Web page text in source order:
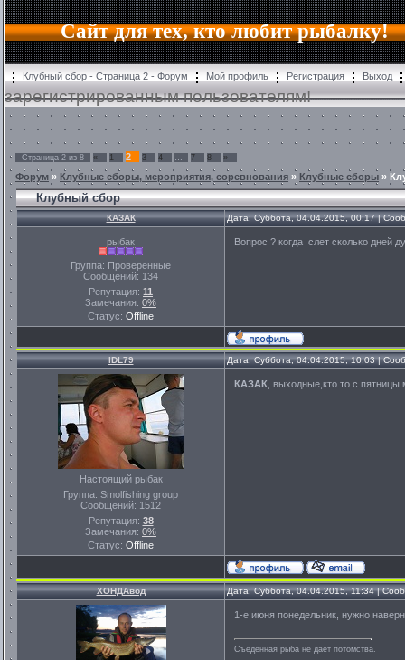
Сайт для тех, кто любит рыбалку!
Клубный сбор - Страница 2 - Форум Мой профиль Регистрация Выход
зарегистрированным пользователям!
Страница 2 из 8 « 1 2 3 4 … 7 8 »
Форум » Клубные сборы, мероприятия, соревнования » Клубные сборы »
Клубный сбор
КАЗАК Дата: Суббота, 04.04.2015, 00:17 |
рыбак
Группа: Проверенные
Сообщений: 134
Репутация: 11
Замечания: 0%
Статус: Offline
Вопрос ? когда слет сколько дней
IDL79 Дата: Суббота, 04.04.2015, 10:03 |
Настоящий рыбак
Группа: Smolfishing group
Сообщений: 1512
Репутация: 38
Замечания: 0%
Статус: Offline
КАЗАК , выходные,кто то с
ХОНДАвод Дата: Суббота, 04.04.2015, 11:34 |
1-е июня понедельник, нужно
Съеденная рыба не даёт потомства.